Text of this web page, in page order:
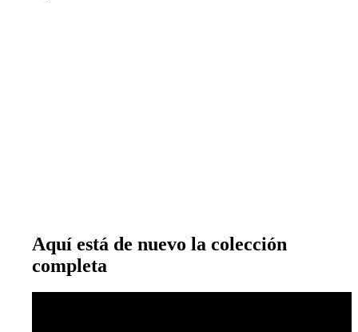
Aquí está de nuevo la colección
completa